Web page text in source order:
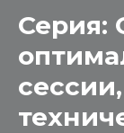
Серия: